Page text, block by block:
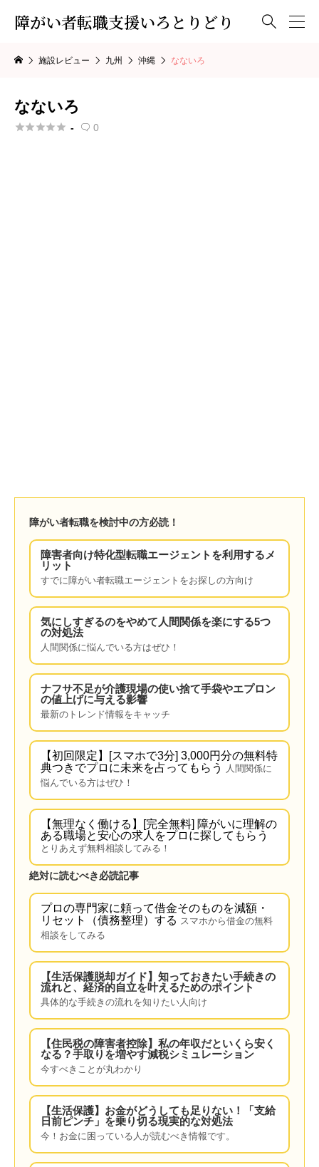
障がい者転職支援いろとりどり 
施設レビュー 九州 沖縄 なないろ
なないろ
 -  0
障がい者転職を検討中の方必読！
障害者向け特化型転職エージェントを利用するメ
リット
すでに障がい者転職エージェントをお探しの方向け
気にしすぎるのをやめて人間関係を楽にする5つ
の対処法
人間関係に悩んでいる方はぜひ！
ナフサ不足が介護現場の使い捨て手袋やエプロン
の値上げに与える影響
最新のトレンド情報をキャッチ
【初回限定】[スマホで3分] 3,000円分の無料特
典つきでプロに未来を占ってもらう
人間関係に
悩んでいる方はぜひ！
【無理なく働ける】[完全無料] 障がいに理解の
ある職場と安心の求人をプロに探してもらう
とりあえず無料相談してみる！
絶対に読むべき必読記事
プロの専門家に頼って借金そのものを減額・
リセット（債務整理）する スマホから借金の無料
相談をしてみる
【生活保護脱却ガイド】知っておきたい手続きの
流れと、経済的自立を叶えるためのポイント
具体的な手続きの流れを知りたい人向け
【住民税の障害者控除】私の年収だといくら安く
なる？手取りを増やす減税シミュレーション
今すべきことが丸わかり
【生活保護】お金がどうしても足りない！「支給
日前ピンチ」を乗り切る現実的な対処法
今！お金に困っている人が読むべき情報です。